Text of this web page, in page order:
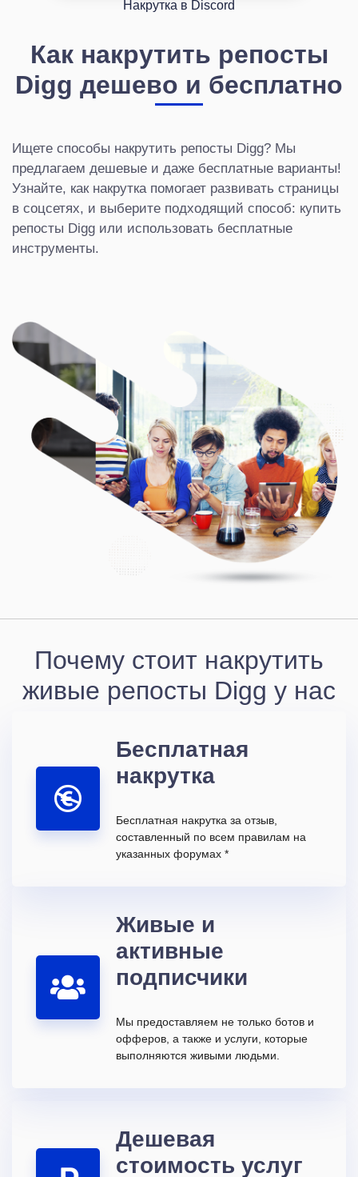
Накрутка в Discord
Как накрутить репосты
Digg дешево и бесплатно
Ищете способы накрутить репосты Digg? Мы
предлагаем дешевые и даже бесплатные варианты!
Узнайте, как накрутка помогает развивать страницы
в соцсетях, и выберите подходящий способ: купить
репосты Digg или использовать бесплатные
инструменты.
Почему стоит накрутить
живые репосты Digg у нас
Бесплатная
накрутка
Бесплатная накрутка за отзыв,
составленный по всем правилам на
указанных форумах *
Живые и
активные
подписчики
Мы предоставляем не только ботов и
офферов, а также и услуги, которые
выполняются живыми людьми.
Дешевая
стоимость услуг